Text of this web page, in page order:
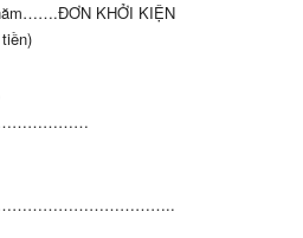
KHỞI KIỆN